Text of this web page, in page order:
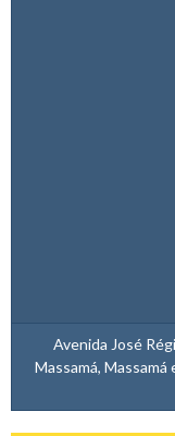
Avenida José
Massamá,